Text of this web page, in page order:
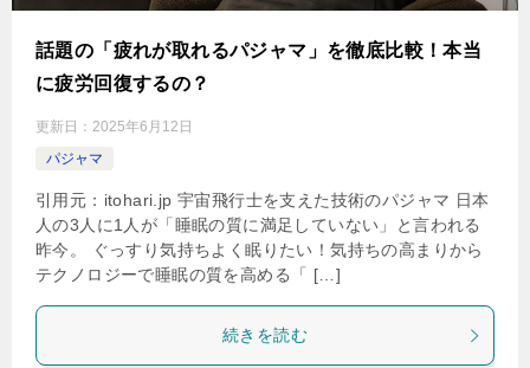
話題の「疲れが取れるパジャマ」を徹底比較！本当
に疲労回復するの？
更新日： 2025年6月12日
パジャマ
引用元：itohari.jp 宇宙飛行士を支えた技術のパジャマ 日本
人の3人に1人が「睡眠の質に満足していない」と言われる
昨今。 ぐっすり気持ちよく眠りたい！気持ちの高まりから
テクノロジーで睡眠の質を高める「 […]
続きを読む